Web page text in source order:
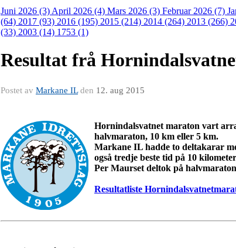
Juni 2026 (3) April 2026 (4) Mars 2026 (3) Februar 2026 (7)
(64) 2017 (93) 2016 (195) 2015 (214) 2014 (264) 2013 (266)
(33) 2003 (14) 1753 (1)
Resultat frå
Postet av Markane ILden 12. aug 2015
Hornindalsvatnet maraton vart
halvmaraton, 10 km eller 5 km.
Markane IL hadde to deltakarar
også tredje beste tid på 10
Per Maurset deltok på
Resultatliste